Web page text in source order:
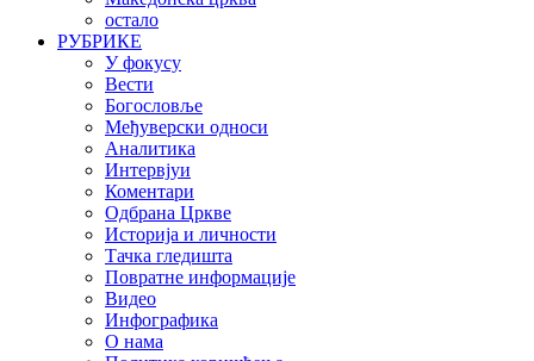
остало
РУБРИКЕ
У фокусу
Вести
Богословље
Међуверски односи
Аналитика
Интервјуи
Коментари
Одбрана Цркве
Историја и личности
Тачка гледишта
Повратне информације
Видео
Инфографика
О нама